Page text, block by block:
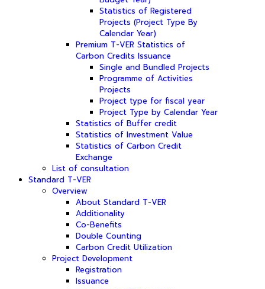
Statistics of Registered
Projects (Project Type By
Calendar Year)
Premium T-VER Statistics of
Carbon Credits Issuance
Single and Bundled Projects
Programme of Activities
Projects
Project type for fiscal year
Project Type by Calendar Year
Statistics of Buffer credit
Statistics of Investment Value
Statistics of Carbon Credit
Exchange
List of consultation
Standard T-VER
Overview
About Standard T-VER
Additionality
Co-Benefits
Double Counting
Carbon Credit Utilization
Project Development
Registration
Issuance